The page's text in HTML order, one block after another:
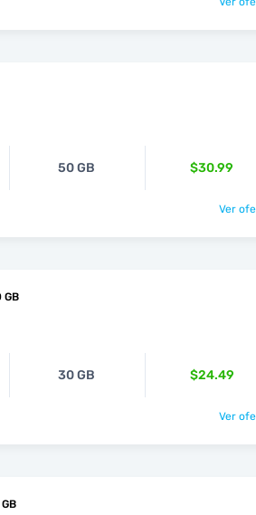
50 GB $30.99
Ver
GB
30 GB $24.49
Ver